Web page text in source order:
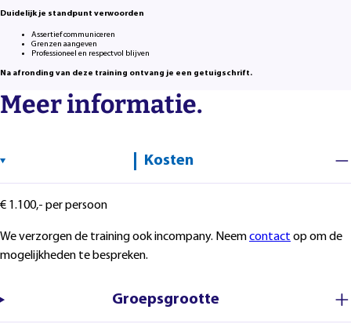
Duidelijk je standpunt verwoorden
Assertief communiceren
Grenzen aangeven
Professioneel en respectvol blijven
Na afronding van deze training ontvang je een getuigschrift.
Meer informatie.
Kosten
€ 1.100,- per persoon
We verzorgen de training ook incompany. Neemcontact op om de
mogelijkheden te bespreken.
Groepsgrootte